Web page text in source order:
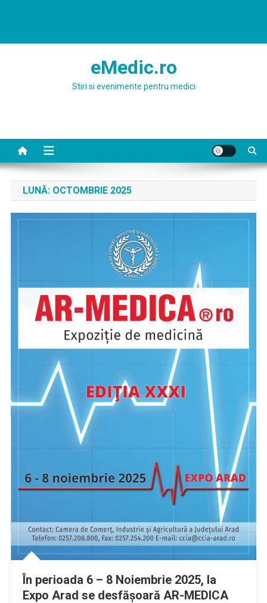
eMedic.ro
Stiri si evenimente pentru medici
LUNĂ: OCTOMBRIE 2025
În perioada 6 – 8 Noiembrie 2025, la
Expo Arad se desfășoară AR-MEDICA